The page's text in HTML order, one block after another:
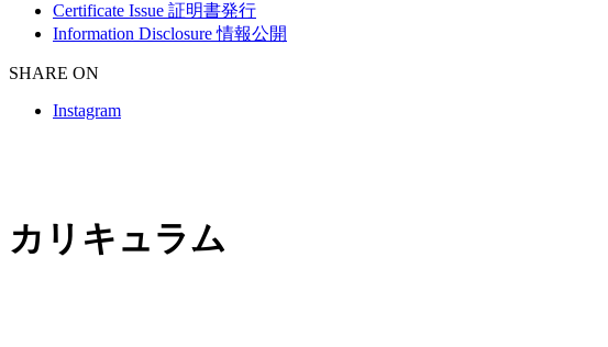
Certificate Issue 証明書発行
Information Disclosure 情報公開
SHARE ON
Instagram
カリキュラム